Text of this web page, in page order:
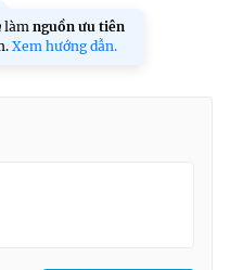
làm nguồn ưu tiên
Xem hướng dẫn.